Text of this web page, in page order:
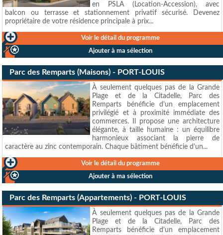
en PSLA (Location-Accession), avec
balcon ou terrasse et stationnement privatif sécurisé. Devenez
propriétaire de votre résidence principale à prix...
Voir le détail du programme
Ajouter à ma sélection
Parc des Remparts (Maisons) - PORT-LOUIS
À seulement quelques pas de la Grande
Plage et de la Citadelle, Parc des
Remparts bénéficie d'un emplacement
privilégié et à proximité immédiate des
commerces. Il propose une architecture
élégante, à taille humaine : un équilibre
harmonieux associant la pierre de
caractère au zinc contemporain. Chaque bâtiment bénéficie d'un...
Voir le détail du programme
Ajouter à ma sélection
Parc des Remparts (Appartements) - PORT-LOUIS
À seulement quelques pas de la Grande
Plage et de la Citadelle, Parc des
Remparts bénéficie d'un emplacement